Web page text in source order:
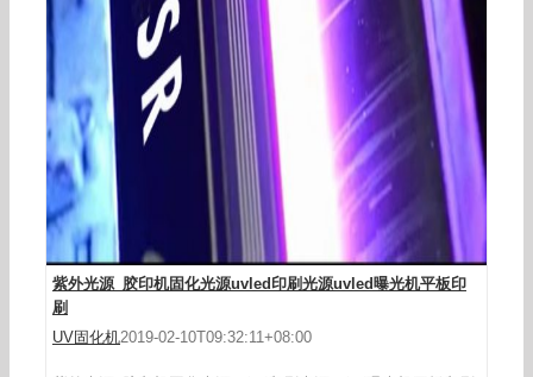
紫外光源_胶印机固化光源uvled印刷光源uvled曝光机平板印
刷
UV固化机2019-02-10T09:32:11+08:00